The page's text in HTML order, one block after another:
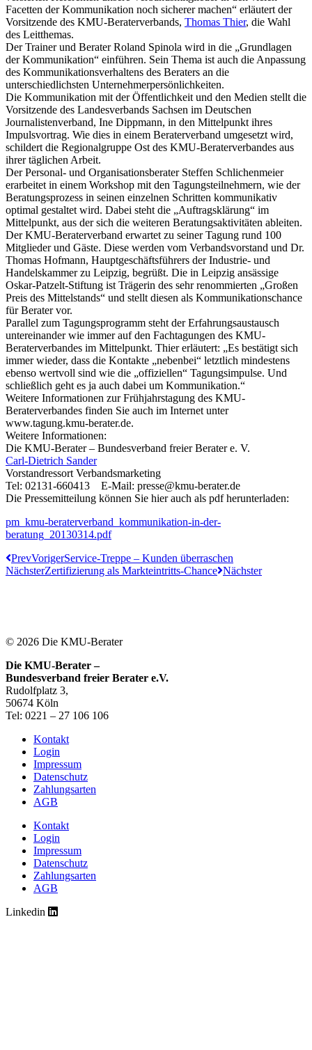
Facetten der Kommunikation noch sicherer machen“ erläutert der
Vorsitzende des KMU-Beraterverbands, Thomas Thier, die Wahl
des Leitthemas.
Der Trainer und Berater Roland Spinola wird in die „Grundlagen
der Kommunikation“ einführen. Sein Thema ist auch die Anpassung
des Kommunikationsverhaltens des Beraters an die
unterschiedlichsten Unternehmerpersönlichkeiten.
Die Kommunikation mit der Öffentlichkeit und den Medien stellt die
Vorsitzende des Landesverbands Sachsen im Deutschen
Journalistenverband, Ine Dippmann, in den Mittelpunkt ihres
Impulsvortrag. Wie dies in einem Beraterverband umgesetzt wird,
schildert die Regionalgruppe Ost des KMU-Beraterverbandes aus
ihrer täglichen Arbeit.
Der Personal- und Organisationsberater Steffen Schlichenmeier
erarbeitet in einem Workshop mit den Tagungsteilnehmern, wie der
Beratungsprozess in seinen einzelnen Schritten kommunikativ
optimal gestaltet wird. Dabei steht die „Auftragsklärung“ im
Mittelpunkt, aus der sich die weiteren Beratungsaktivitäten ableiten.
Der KMU-Beraterverband erwartet zu seiner Tagung rund 100
Mitglieder und Gäste. Diese werden vom Verbandsvorstand und Dr.
Thomas Hofmann, Hauptgeschäftsführers der Industrie- und
Handelskammer zu Leipzig, begrüßt. Die in Leipzig ansässige
Oskar-Patzelt-Stiftung ist Trägerin des sehr renommierten „Großen
Preis des Mittelstands“ und stellt diesen als Kommunikationschance
für Berater vor.
Parallel zum Tagungsprogramm steht der Erfahrungsaustausch
untereinander wie immer auf den Fachtagungen des KMU-
Beraterverbandes im Mittelpunkt. Thier erläutert: „Es bestätigt sich
immer wieder, dass die Kontakte „nebenbei“ letztlich mindestens
ebenso wertvoll sind wie die „offiziellen“ Tagungsimpulse. Und
schließlich geht es ja auch dabei um Kommunikation.“
Weitere Informationen zur Frühjahrstagung des KMU-
Beraterverbandes finden Sie auch im Internet unter
www.tagung.kmu-berater.de.
Weitere Informationen:
Die KMU-Berater – Bundesverband freier Berater e. V.
Carl-Dietrich Sander
Vorstandressort Verbandsmarketing
Tel: 02131-660413 E-Mail: presse@kmu-berater.de
Die Pressemitteilung können Sie hier auch als pdf herunterladen:
pm_kmu-beraterverband_kommunikation-in-der-
beratung_20130314.pdf
PrevVorigerService-Treppe – Kunden überraschen
NächsterZertifizierung als Markteintritts-Chance Nächster
© 2026 Die KMU-Berater
Die KMU-Berater –
Bundesverband freier Berater e.V.
Rudolfplatz 3,
50674 Köln
Tel: 0221 – 27 106 106
Kontakt
Login
Impressum
Datenschutz
Zahlungsarten
AGB
Kontakt
Login
Impressum
Datenschutz
Zahlungsarten
AGB
Linkedin